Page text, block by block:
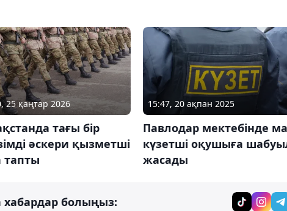
25 қаңтар 2026
тағы бір
әскери қызметші
тапты
15:47, 20 ақпан 2025
Павлодар мектебінде
күзетші оқушыға
жасады
болыңыз: